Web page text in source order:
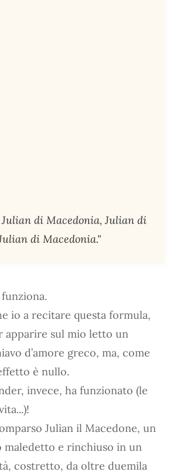
di Macedonia, Julian di
di Macedonia."
io a recitare questa formula,
apparire sul mio letto un
d’amore greco, ma, come
è nullo.
invece, ha funzionato (le
Julian il Macedone, un
maledetto e rinchiuso in un
costretto, da oltre duemila